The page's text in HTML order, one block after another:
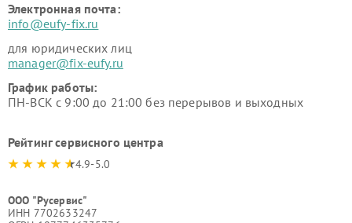
Электронная почта:
info@eufy-fix.ru
для юридических лиц
manager@fix-eufy.ru
График работы:
ПН-ВСК с 9:00 до 21:00 без перерывов и выходных
Рейтинг сервисного центра
4.9-5.0
ООО "Русервис"
ИНН 7702633247